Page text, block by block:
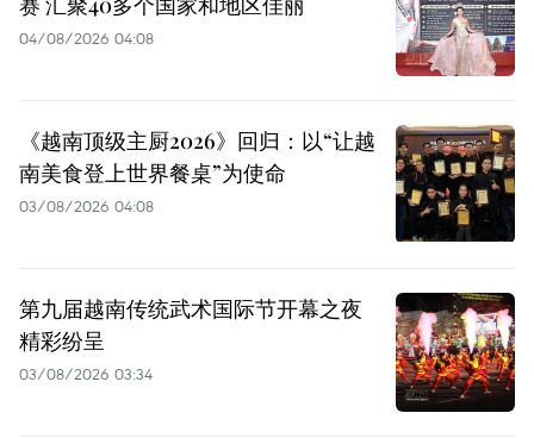
04/08/2026 04:08
《越南顶级主厨2026》回归：以“让越
南美食登上世界餐桌”为使命
03/08/2026 04:08
第九届越南传统武术国际节开幕之夜
精彩纷呈
03/08/2026 03:34